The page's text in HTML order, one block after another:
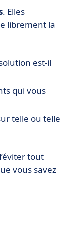
. Elles
librement la
est-il
qui vous
telle ou telle
tout
vous savez